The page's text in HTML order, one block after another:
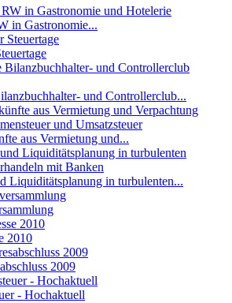
in Gastronomie...
und Controllerclub...
aus Vermietung und...
Liquiditätsplanung in turbulenten...
2010
2009
- Hochaktuell